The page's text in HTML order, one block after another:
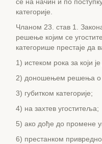
се на начин и по
категорије.
Чланом 23. став 1.
решење којим се
категорише престаје да
1) истеком рока за који
2) доношењем решења о
3) губитком категорије;
4) на захтев угоститеља;
5) ако дође до промене
6) престанком